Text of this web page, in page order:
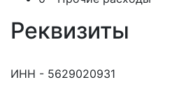
Реквизиты
ИНН - 5629020931